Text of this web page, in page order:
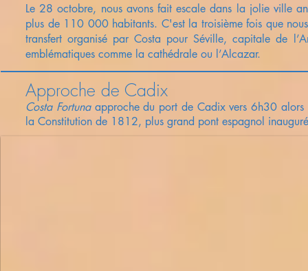
Le 28 octobre, nous avons fait escale dans la jolie ville
plus de 110 000 habitants. C'est la troisième fois que
transfert organisé par Costa pour Séville, capitale de
emblématiques comme la cathédrale ou l’Alcazar.
Approche de Cadix
Costa Fortunaapproche du port de Cadix vers 6h30 alors
la Constitution de 1812, plus grand pont espagnol